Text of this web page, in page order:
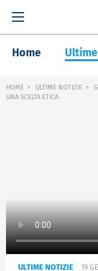
Home
HOME ULTIME NOTIZIE
UNA SCELTA ETICA
ULTIME NOTIZIE 19